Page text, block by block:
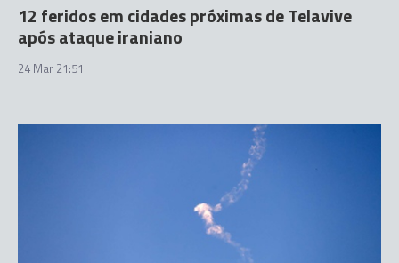
12 feridos em cidades próximas de Telavive
após ataque iraniano
24 Mar 21:51